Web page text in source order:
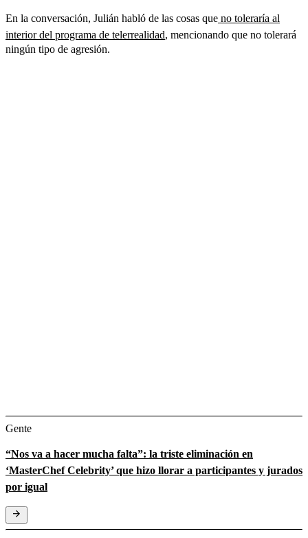
En la conversación, Julián habló de las cosas que no toleraría al
interior del programa de telerrealidad, mencionando que no tolerará
ningún tipo de agresión.
Gente
“Nos va a hacer mucha falta”: la triste eliminación en
‘MasterChef Celebrity’ que hizo llorar a participantes y jurados
por igual